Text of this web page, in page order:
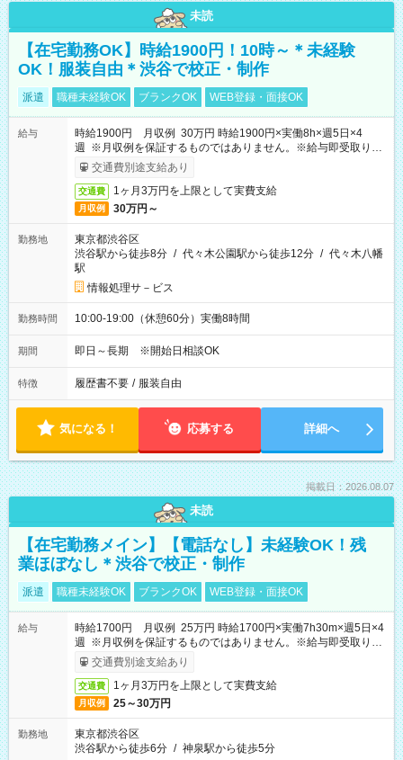
未読
【在宅勤務OK】時給1900円！10時～＊未経験
OK！服装自由＊渋谷で校正・制作
派遣 職種未経験OK ブランクOK WEB登録・面接OK
給与
時給1900円 月収例 30万円 時給1900円×実働8h×週5日×4
週 ※月収例を保証するものではありません。※給与即受取りサ
ービス利用可（利用条件有）
交通費別途支給あり
交通費 1ヶ月3万円を上限として実費支給
月収例 30万円～
勤務地
東京都渋谷区
渋谷駅から徒歩8分 / 代々木公園駅から徒歩12分 / 代々木八幡
駅
情報処理サ－ビス
勤務時間 10:00-19:00（休憩60分）実働8時間
期間 即日～長期 ※開始日相談OK
特徴 履歴書不要 / 服装自由
気になる！ 応募する 詳細へ
掲載日：2026.08.07
未読
【在宅勤務メイン】【電話なし】未経験OK！残
業ほぼなし＊渋谷で校正・制作
派遣 職種未経験OK ブランクOK WEB登録・面接OK
給与
時給1700円 月収例 25万円 時給1700円×実働7h30m×週5日×4
週 ※月収例を保証するものではありません。※給与即受取りサ
ービス利用可（利用条件有）
交通費別途支給あり
交通費 1ヶ月3万円を上限として実費支給
月収例 25～30万円
勤務地
東京都渋谷区
渋谷駅から徒歩6分 / 神泉駅から徒歩5分